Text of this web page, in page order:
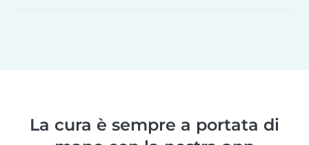
La cura è sempre a portata di